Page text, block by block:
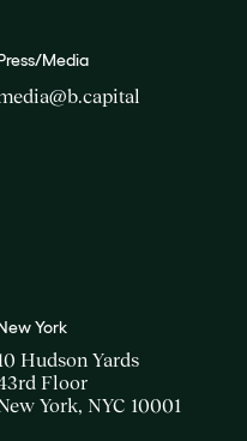
Media
York
Hudson Yards
Floor
York, NYC 10001